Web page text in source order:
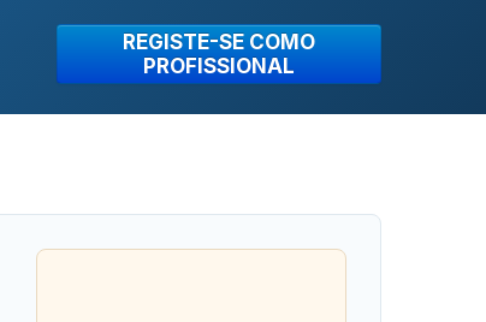
REGISTE-SE COMO
PROFISSIONAL